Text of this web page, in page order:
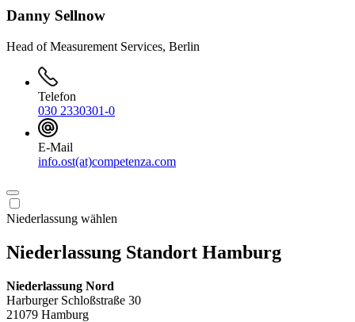
Danny Sellnow
Head of Measurement Services, Berlin
Telefon
030 2330301-0
E-Mail
info.ost(at)competenza.com
Niederlassung wählen
Niederlassung Standort Hamburg
Niederlassung Nord
Harburger Schloßstraße 30
21079 Hamburg